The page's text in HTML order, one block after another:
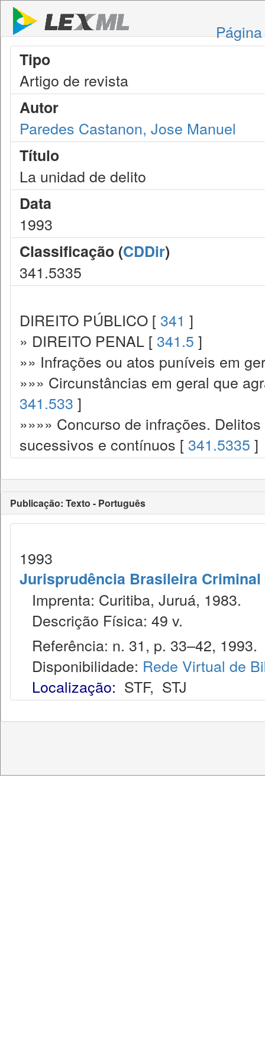
Tipo
Artigo de revista
Autor
Paredes Castanon, Jose Manuel
Título
La unidad de delito
Data
1993
Classificação (CDDir)
341.5335
DIREITO PÚBLICO [ 341 ]
» DIREITO PENAL [ 341.5 ]
»» Infrações ou atos puníveis em
»»» Circunstâncias em geral que
341.533 ]
»»»» Concurso de infrações.
sucessivos e contínuos [ 341.5335 ]
Publicação: Texto - Português
1993
Jurisprudência Brasileira Criminal
Imprenta: Curitiba, Juruá, 1983.
Descrição Física: 49 v.
Referência: n. 31, p. 33–42, 1993.
Disponibilidade: Rede Virtual de
Localização: STF, STJ